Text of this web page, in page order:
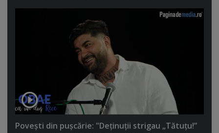
Poveşti din puşcărie: "Deţinuţii strigau „Tătuţu!”